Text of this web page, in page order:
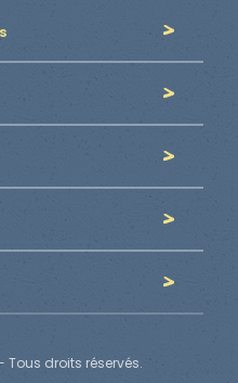
Tous droits réservés.